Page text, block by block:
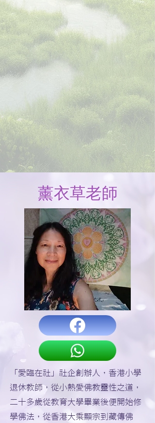
薰衣草老師
「愛臨在社」社企創辦人，香港小學
退休教師，從小熱愛佛教靈性之道，
二十多歲從教育大學畢業後便開始修
學佛法，從香港大乘顯宗到藏傳佛